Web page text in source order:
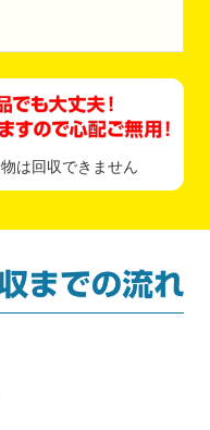
は回収できません